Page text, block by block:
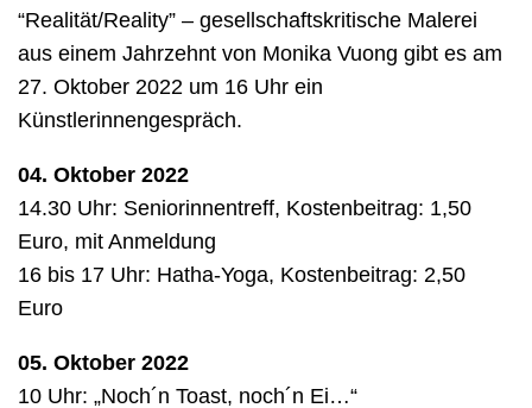
“Realität/Reality” – gesellschaftskritische Malerei
aus einem Jahrzehnt von Monika Vuong gibt es am
27. Oktober 2022 um 16 Uhr ein
Künstlerinnengespräch.
04. Oktober 2022
14.30 Uhr: Seniorinnentreff, Kostenbeitrag: 1,50
Euro, mit Anmeldung
16 bis 17 Uhr: Hatha-Yoga, Kostenbeitrag: 2,50
Euro
05. Oktober 2022
10 Uhr: „Noch´n Toast, noch´n Ei…“